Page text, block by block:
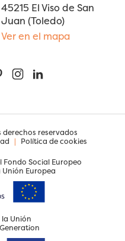
45215 El Viso de San
Juan (Toledo)
Ver en el mapa
PinterestInstagram
reservados
| Política de cookies
Social Europeo
Europea
Unión